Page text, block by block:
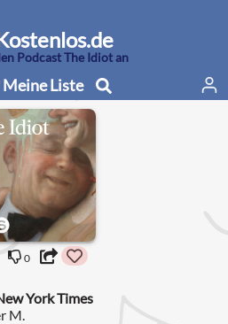
Podcast The Idiot an
Meine Liste
0
York Times
M.